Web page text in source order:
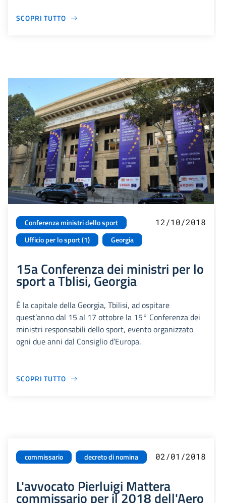
SCOPRI TUTTO
Conferenza ministri dello sport
Ufficio per lo sport (1)
Georgia
12/10/2018
15a Conferenza dei ministri per lo
sport a Tblisi, Georgia
È la capitale della Georgia, Tbilisi, ad ospitare
quest’anno dal 15 al 17 ottobre la 15° Conferenza dei
ministri responsabili dello sport, evento organizzato
ogni due anni dal Consiglio d’Europa.
SCOPRI TUTTO
commissario decreto di nomina 02/01/2018
L'avvocato Pierluigi Mattera
commissario per il 2018 dell'Aero